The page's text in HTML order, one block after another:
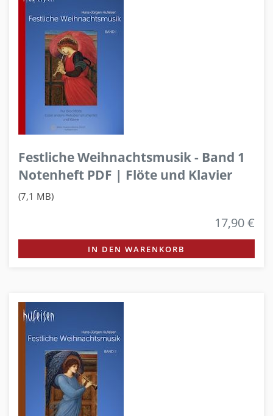
Festliche Weihnachtsmusik - Band 1
Notenheft PDF | Flöte und Klavier
(7,1 MB)
17,90 €
IN DEN WARENKORB